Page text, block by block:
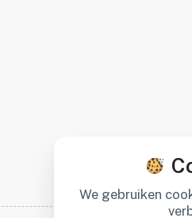
We gebruiken